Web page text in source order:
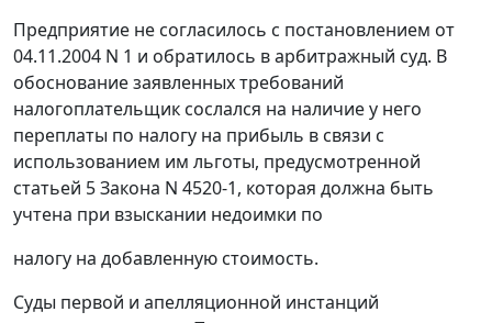
Предприятие не согласилось с постановлением от
04.11.2004 N 1 и обратилось в арбитражный суд. В
обоснование заявленных требований
налогоплательщик сослался на наличие у него
переплаты по налогу на прибыль в связи с
использованием им льготы, предусмотренной
статьей 5Закона N 4520-1, которая должна быть
учтена при взыскании недоимки по
налогу на добавленную стоимость.
Суды первой и апелляционной инстанций